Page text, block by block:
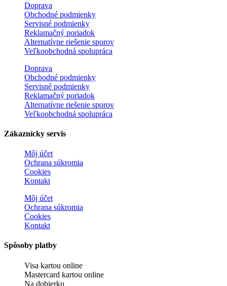
Doprava
Obchodné podmienky
Servisné podmienky
Reklamačný poriadok
Alternatívne riešenie sporov
Veľkoobchodná spolupráca
Doprava
Obchodné podmienky
Servisné podmienky
Reklamačný poriadok
Alternatívne riešenie sporov
Veľkoobchodná spolupráca
Zákaznícky servis
Môj účet
Ochrana súkromia
Cookies
Kontakt
Môj účet
Ochrana súkromia
Cookies
Kontakt
Spôsoby platby
Visa kartou online
Mastercard kartou online
Na dobierku